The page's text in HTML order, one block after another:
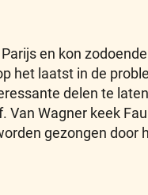
en kon
het laatst in de
delen te
Wagner keek
gezongen door